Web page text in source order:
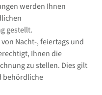
werden Ihnen
gestellt.
Nacht-, feiertags und
Ihnen die
zu stellen. Dies gilt
behördliche